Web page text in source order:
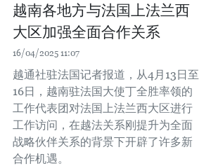
越南各地方与法国上法兰西
大区加强全面合作关系
16/04/2025 11:07
越通社驻法国记者报道，从4月13日至
16日，越南驻法国大使丁全胜率领的
工作代表团对法国上法兰西大区进行
工作访问，在越法关系刚提升为全面
战略伙伴关系的背景下开辟了许多新
合作机遇。